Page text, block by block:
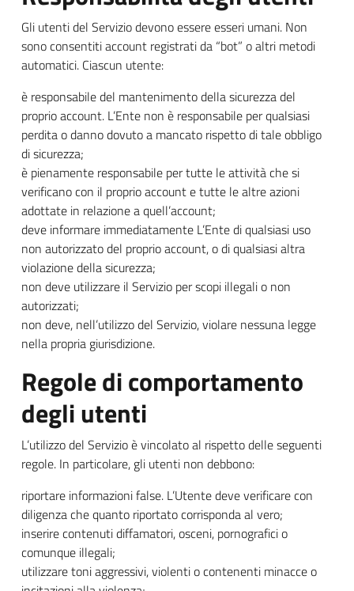
Gli utenti del Servizio devono essere esseri umani. Non
sono consentiti account registrati da “bot” o altri metodi
automatici. Ciascun utente:
è responsabile del mantenimento della sicurezza del
proprio account. L’Ente non è responsabile per qualsiasi
perdita o danno dovuto a mancato rispetto di tale obbligo
di sicurezza;
è pienamente responsabile per tutte le attività che si
verificano con il proprio account e tutte le altre azioni
adottate in relazione a quell’account;
deve informare immediatamente L’Ente di qualsiasi uso
non autorizzato del proprio account, o di qualsiasi altra
violazione della sicurezza;
non deve utilizzare il Servizio per scopi illegali o non
autorizzati;
non deve, nell’utilizzo del Servizio, violare nessuna legge
nella propria giurisdizione.
Regole di comportamento
degli utenti
L’utilizzo del Servizio è vincolato al rispetto delle seguenti
regole. In particolare, gli utenti non debbono:
riportare informazioni false. L’Utente deve verificare con
diligenza che quanto riportato corrisponda al vero;
inserire contenuti diffamatori, osceni, pornografici o
comunque illegali;
utilizzare toni aggressivi, violenti o contenenti minacce o